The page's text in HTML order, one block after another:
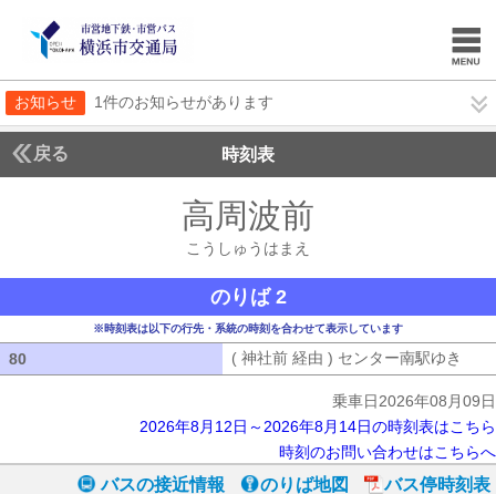
お知らせ 1件のお知らせがあります
戻る 時刻表
高周波前
こうしゅうはまえ
のりば 2
※時刻表は以下の行先・系統の時刻を合わせて表示しています
80 ( 神社前 経由 ) センター南駅ゆき
乗車日2026年08月09日
2026年8月12日～2026年8月14日の時刻表はこちら
時刻のお問い合わせはこちらへ
バスの接近情報 のりば地図
バス停時刻表